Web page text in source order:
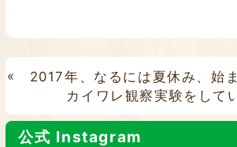
«
2017年、なるには夏休み、始
カイワレ観察実験をして
公式 Instagram